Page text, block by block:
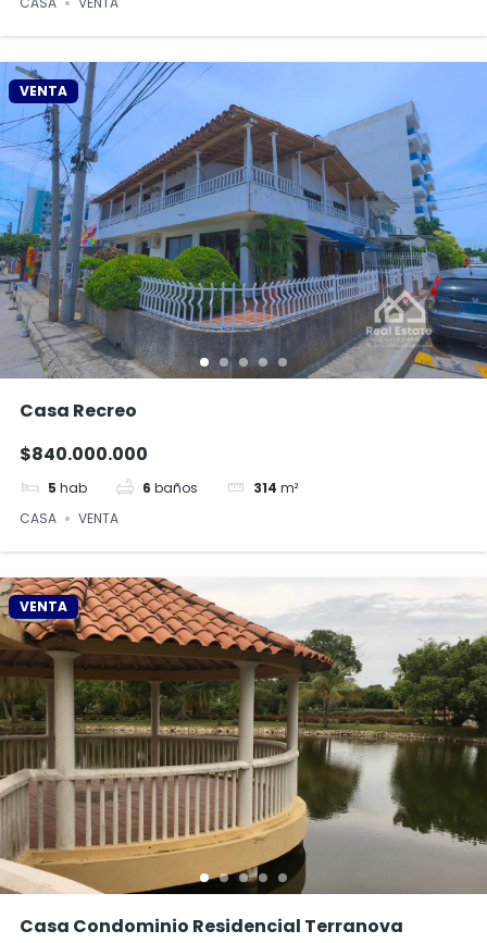
VENTA
Casa Recreo
$840.000.000
5 hab 6 baños 314 m²
CASA
VENTA
VENTA
Casa Condominio Residencial Terranova